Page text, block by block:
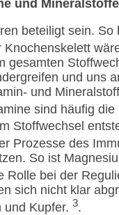
und Mineralstoffe
beteiligt sein.
Knochenskelett
und uns
und
sind häufig
Stoffwechsel
Prozesse des
So ist
bei der
sich nicht klar
und Kupfer. 3.